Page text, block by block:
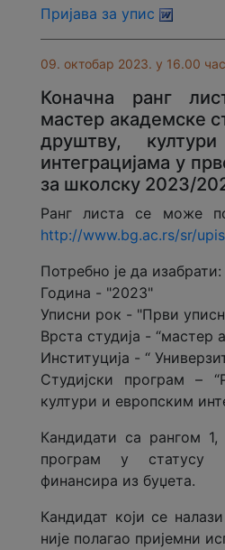
Пријава за упис
09. октобар 2023. у 16.00
Коначнa ранг
мастер aкадемске
друштву,
интеграцијама у
за школску 2023/
Ранг листa се може
http://www.bg.ac.rs/sr/
Потребно је да изабрати:
Година - "2023"
Уписни рок - "Први
Врста студија - “мастер
Институција - “
Студијски програм –
култури и европским
Кандидати са рангом
програм у статусу
финансира из буџета.
Кандидат који се
није полагао пријемни